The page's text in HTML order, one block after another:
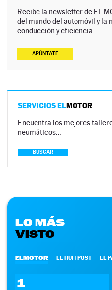
Recibe la newsletter de EL
del mundo del automóvil y la
conducción y eficiencia.
APÚNTATE
SERVICIOS ELMOTOR
Encuentra los mejores
neumáticos…
BUSCAR
LO MÁS
VISTO
ELMOTOR EL HUFFPOST EL
1